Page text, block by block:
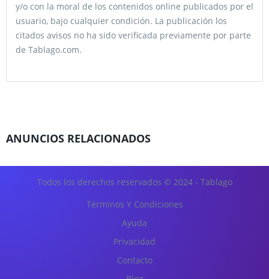
y/o con la moral de los contenidos online publicados por el
usuario, bajo cualquier condición. La publicación los
citados avisos no ha sido verificada previamente por parte
de Tablago.com.
ANUNCIOS RELACIONADOS
Todos los derechos reservados © 2024 - Tablago
Términos Y Condiciones
Ayuda
Privacidad
Contacto